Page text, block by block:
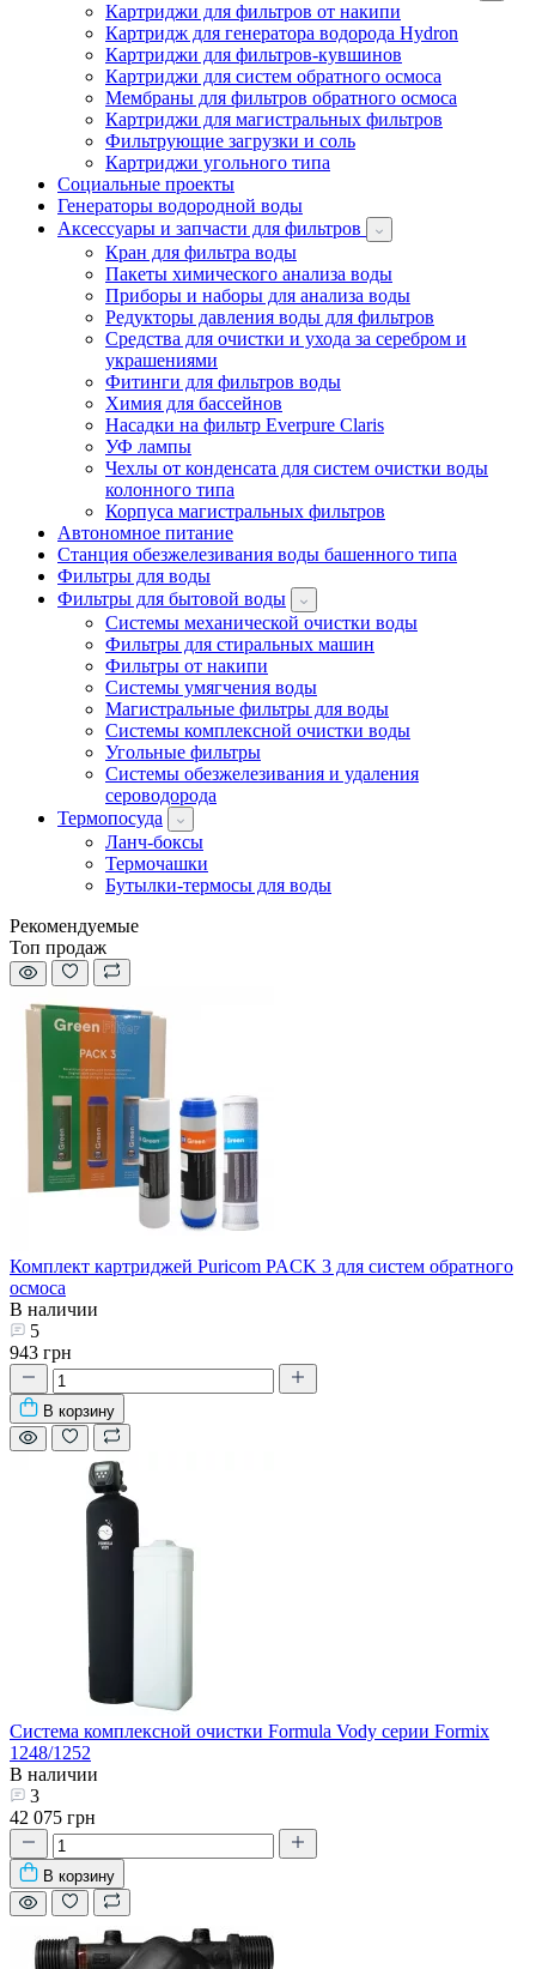
Картриджи для фильтров от накипи
Картридж для генератора водорода Hydron
Картриджи для фильтров-кувшинов
Картриджи для систем обратного осмоса
Мембраны для фильтров обратного осмоса
Картриджи для магистральных фильтров
Фильтрующие загрузки и соль
Картриджи угольного типа
Социальные проекты
Генераторы водородной воды
Аксессуары и запчасти для фильтров
Кран для фильтра воды
Пакеты химического анализа воды
Приборы и наборы для анализа воды
Редукторы давления воды для фильтров
Средства для очистки и ухода за серебром и
украшениями
Фитинги для фильтров воды
Химия для бассейнов
Насадки на фильтр Everpure Claris
УФ лампы
Чехлы от конденсата для систем очистки воды
колонного типа
Корпуса магистральных фильтров
Автономное питание
Станция обезжелезивания воды башенного типа
Фильтры для воды
Фильтры для бытовой воды
Системы механической очистки воды
Фильтры для стиральных машин
Фильтры от накипи
Системы умягчения воды
Магистральные фильтры для воды
Системы комплексной очистки воды
Угольные фильтры
Системы обезжелезивания и удаления
сероводорода
Термопосуда
Ланч-боксы
Термочашки
Бутылки-термосы для воды
Рекомендуемые
Топ продаж
Комплект картриджей Puricom PACK 3 для систем обратного
осмоса
В наличии
5
943 грн
В корзину
Система комплексной очистки Formula Vody серии Formix
1248/1252
В наличии
3
42 075 грн
В корзину